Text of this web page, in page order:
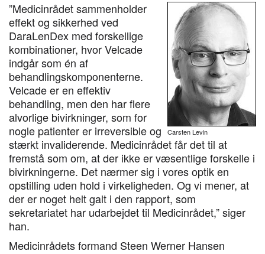
Carsten Levin
”Medicinrådet sammenholder
effekt og sikkerhed ved
DaraLenDex med forskellige
kombinationer, hvor Velcade
indgår som én af
behandlingskomponenterne.
Velcade er en effektiv
behandling, men den har flere
alvorlige bivirkninger, som for
nogle patienter er irreversible og
stærkt invaliderende. Medicinrådet får det til at
fremstå som om, at der ikke er væsentlige forskelle i
bivirkningerne. Det nærmer sig i vores optik en
opstilling uden hold i virkeligheden. Og vi mener, at
der er noget helt galt i den rapport, som
sekretariatet har udarbejdet til Medicinrådet,” siger
han.
Medicinrådets formand Steen Werner Hansen